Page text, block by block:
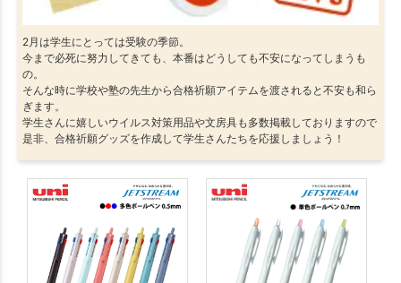
2月は学生にとっては受験の季節。
今まで必死に努力してきても、本番はどうしても不安になってしまうも
の。
そんな時に学校や塾の先生から合格祈願アイテムを渡されると不安も和ら
ぎます。
学生さんに嬉しいウイルス対策用品や文房具も多数掲載しておりますので
是非、合格祈願グッズを作成して学生さんたちを応援しましょう！